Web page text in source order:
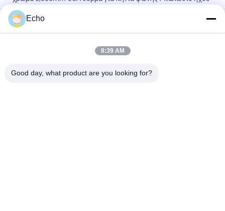
AWG47 Κόκκινο 0.035mm Αυτοσυγκολλημένο Καλώδιο
Χαλκού Επικαλυμμένο Αλουμίνιο (CCA) για Πηνία Φωνής
Ακουστικών
Εξαιρετικά λεπτό σύρμα CCA 0,03mm-0,5mm για πηνία
Echo
8:39 AM
Good day, what product are you looking for?